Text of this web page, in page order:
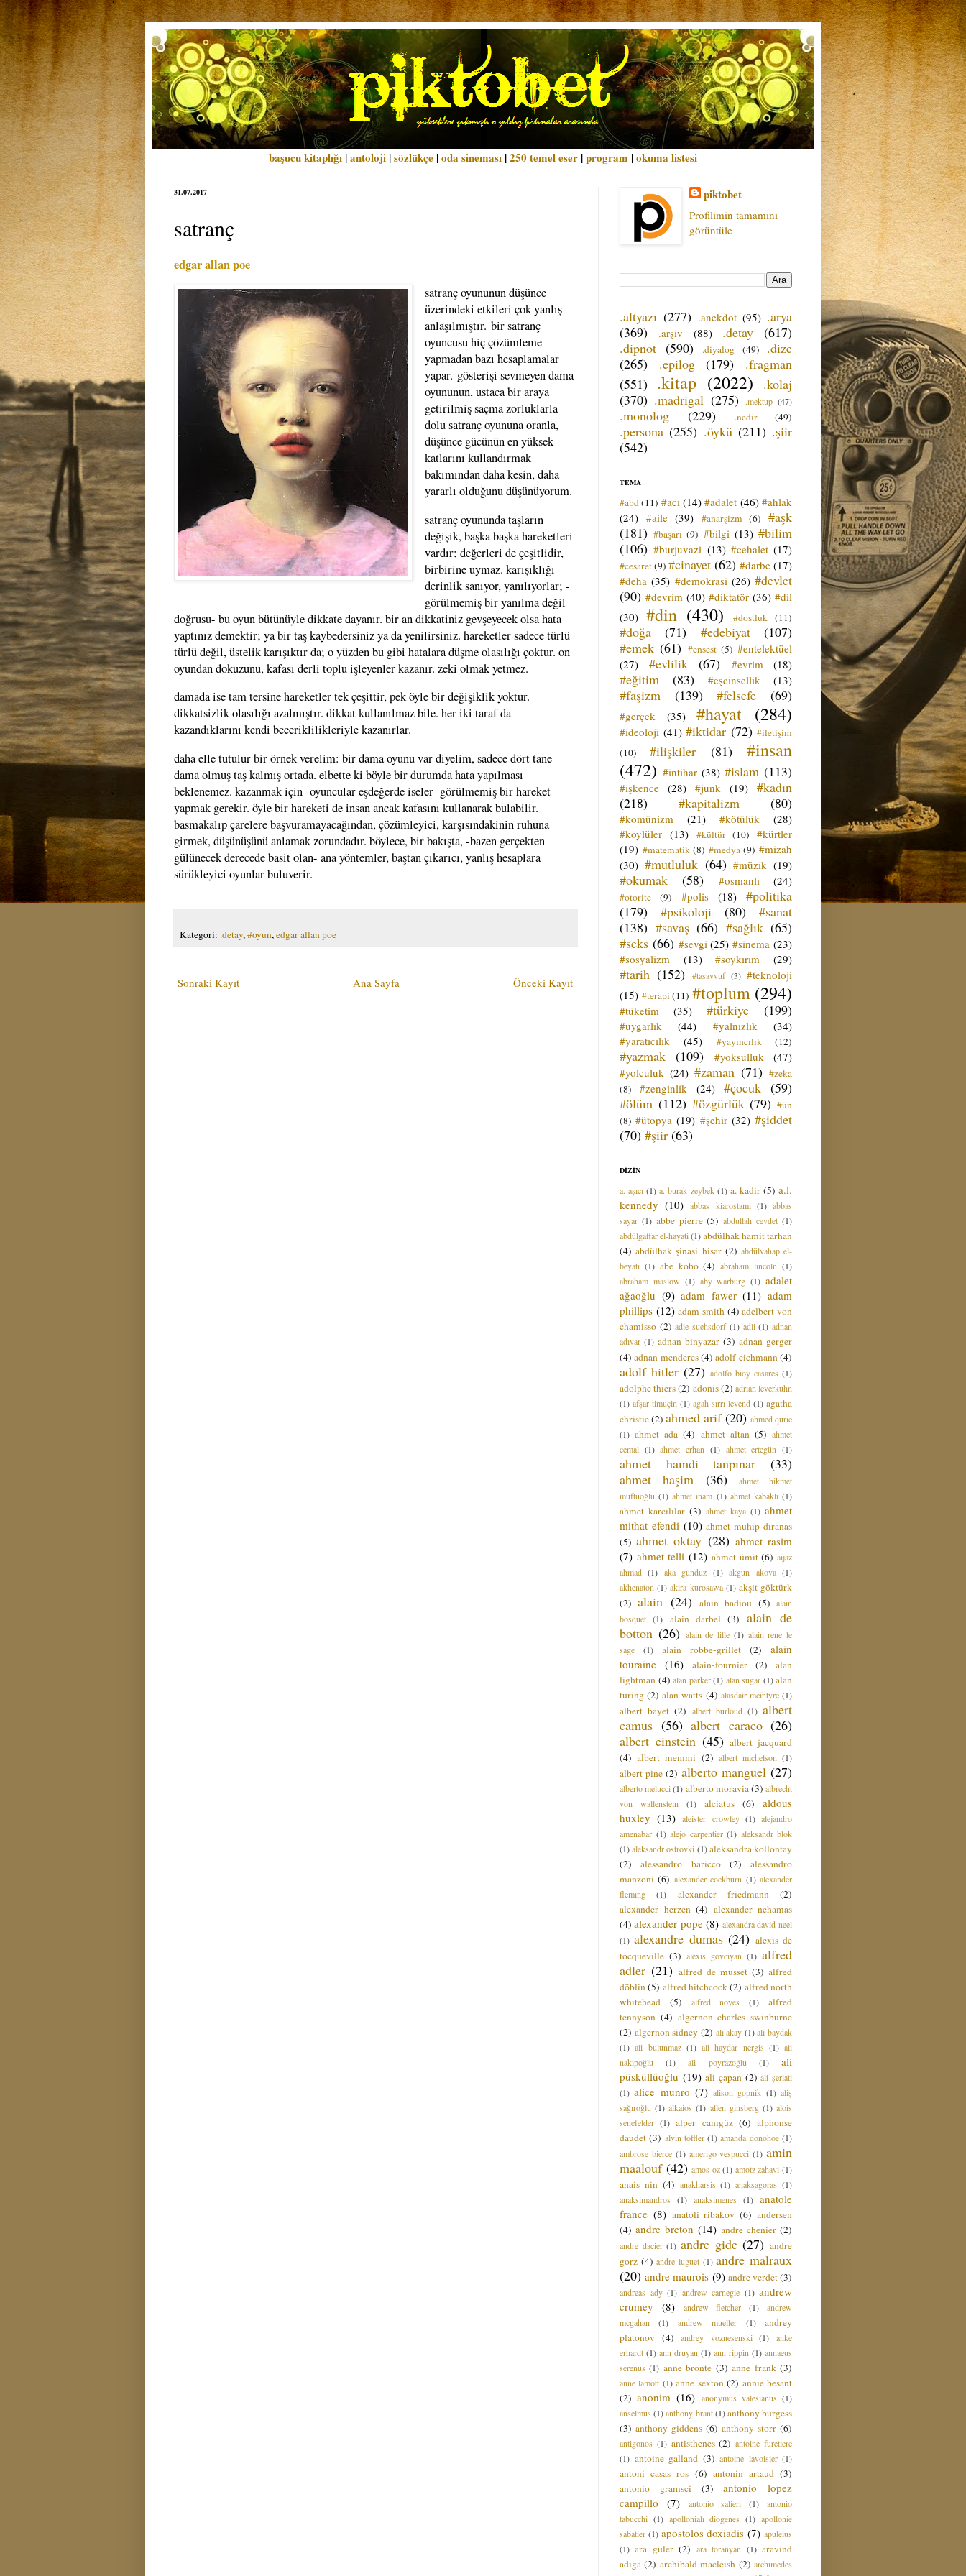
başucu kitaplığı |antoloji |sözlükçe |oda sineması |250 temel eser |program |okuma listesi
31.07.2017
satranç
edgar allan poe
satranç oyununun düşünce
üzerindeki etkileri çok yanlış
anlaşılmıştır. bir satranç
oyuncusu hiç çözümleme
yapmadan bazı hesaplamalar
yapar. gösterişi sevmeyen dama
oyununun, ustaca bir araya
getirilmiş saçma zorluklarla
dolu satranç oyununa oranla,
düşünce gücünün en yüksek
katlarını kullandırmak
bakımından daha kesin, daha
yararlı olduğunu düşünüyorum.
satranç oyununda taşların
değişik, başka başka hareketleri
vardır; değerleri de çeşitlidir,
birbirine uymaz. karışıklığı
derinlik sanıyor, yanılıyorlar; -
görülmemiş bir yanılma değil
doğrusu- bu oyun bütünüyle dikkate dayanır. bir an dikkatiniz gevşeyecek olsa hata
yaptınız demektir; ya bir taş kaybedersiniz ya da yenilirsiniz. hareketler sadece türlü
türlü değil, üstelik karışıktır da; o yüzden bu gibi hatalara düşme olasılığı çoktur. on
oyundan dokuzunu, kafası derli toplu işleyenler kazanır. zeki olmak yetmez.
damada ise tam tersine hareketler tek çeşittir, pek öyle bir değişiklik yoktur.
dikkatsizlik olasılığı azalmıştır. dikkat kullanılmaz bile. her iki taraf da
kazandıklarını kendi beceriklilikleriyle kazanırlar.
daha elle tutulur bir örnek verelim: bir dama oyunu var diyelim, sadece dört tane
dama olmuş taş kalmış ortada. elbette ki böyle bir durumda hata yapılması
beklenemez. kazanmak için -oyuncular eşdeğerde iseler- görülmemiş bir hareket
yapmak gerekir. öyle bir hareketi de insan ancak kafasını kullanarak bulabilir.
basmakalıp çarelere başvuramayacağından, çözümleyici, karşısındakinin ruhuna
girmek, düşünüşünü anlamak zorundadır. böylece, bir bakışta, -bazen gerçekten
gülünecek derecede basit olan- ana yöntemler, baştan çıkarıcı, yanlış hesaplara
sürükleyici oyunlar buluverir.
Kategori: .detay,#oyun,edgar allan poe
Sonraki Kayıt Önceki Kayıt
Ana Sayfa
piktobet
Profilimin tamamını
görüntüle
.altyazı (277) .anekdot (95) .arya
(369)
.arşiv (88) .detay
(617)
.dipnot (590) .diyalog (49)
.dize
(265)
.epilog (179)
.fragman
(551) .kitap (2022)
.kolaj
(370) .madrigal (275) .mektup (47)
.monolog (229) .nedir (49)
.persona (255) .öykü (211) .şiir
(542)
TEMA
#abd (11) #acı (14) #adalet (46) #ahlak
(24) #aile (39) #anarşizm (6)
#aşk
(181) #başarı (9) #bilgi (13) #bilim
(106) #burjuvazi (13) #cehalet (17)
#cesaret(9) #cinayet (62) #darbe (17)
#deha (35) #demokrasi (26) #devlet
(90) #devrim (40) #diktatör (36) #dil
(30) #din (430) #dostluk (11)
#doğa (71) #edebiyat
(107)
#emek (61) #ensest (5) #entelektüel
(27)
#evlilik (67) #evrim (18)
#eğitim (83) #eşcinsellik (13)
#faşizm (139) #felsefe (69)
#gerçek (35) #hayat (284)
#ideoloji (41) #iktidar (72) #iletişim
(10)
#ilişkiler (81)
#insan
(472) #intihar (38) #islam (113)
#işkence (28) #junk (19) #kadın
(218)
#kapitalizm (80)
#komünizm (21) #kötülük
(28)
#köylüler (13) #kültür (10)
#kürtler
(19) #matematik (8) #medya (9) #mizah
(30) #mutluluk (64) #müzik (19)
#okumak (58) #osmanlı (24)
#otorite (9) #polis (18)
#politika
(179)
#psikoloji (80)
#sanat
(138) #savaş (66) #sağlık (65)
#seks (66) #sevgi (25) #sinema (23)
#sosyalizm
(13) #soykırım (29)
#tarih (152) #tasavvuf (3) #teknoloji
(15) #terapi (11) #toplum (294)
#tüketim (35) #türkiye (199)
#uygarlık (44) #yalnızlık
(34)
#yaratıcılık
(45) #yayıncılık (12)
#yazmak (109) #yoksulluk
(47)
#yolculuk (24) #zaman (71) #zeka
(8)
#zenginlik (24) #çocuk (59)
#ölüm (112) #özgürlük (79) #ün
(8) #ütopya (19) #şehir (32) #şiddet
(70) #şiir (63)
DİZİN
a. aşıcı (1) a. burak zeybek (1) a. kadir (5) a.l.
kennedy (10) abbas kiarostami (1) abbas
sayar (1) abbe pierre (5) abdullah cevdet (1)
abdülgaffar el-hayati(1)abdülhak hamit tarhan
(4) abdülhak şinasi hisar (2) abdülvahap el-
beyati (1) abe kobo (4) abraham lincoln (1)
abraham maslow (1) aby warburg (1) adalet
ağaoğlu (9) adam fawer (11) adam
phillips (12) adam smith (4) adelbert von
chamisso (2) adie suehsdorf (1) adli (1) adnan
adıvar (1) adnan binyazar (3) adnan gerger
(4) adnan menderes(4) adolf eichmann (4)
adolf hitler (27) adolfo bioy casares (1)
adolphe thiers(2) adonis(2) adrian leverkühn
(1) afşar timuçin (1) agah sırrı levend (1) agatha
christie(2) ahmed arif (20) ahmed qurie
(1) ahmet ada (4) ahmet altan (5) ahmet
cemal (1) ahmet erhan (1) ahmet ertegün (1)
ahmet hamdi tanpınar
(33)
ahmet haşim
(36)
ahmet hikmet
müftüoğlu (1) ahmet inam (1) ahmet kabaklı (1)
ahmet karcılılar (3) ahmet kaya (1) ahmet
mithat efendi (10) ahmet muhip dıranas
(5) ahmet oktay (28) ahmet rasim
(7) ahmet telli (12) ahmet ümit (6) aijaz
ahmad (1) aka gündüz (1) akgün akova (1)
akhenaton (1) akira kurosawa (1) akşit göktürk
(2) alain (24) alain badiou (5) alain
bosquet (1) alain darbel (3)
alain de
botton (26) alain de lille (1) alain rene le
sage
(1) alain robbe-grillet (2)
alain
touraine (16) alain-fournier (2)
alan
lightman (4) alan parker (1) alan sugar (1) alan
turing (2) alan watts (4) alasdair mcintyre (1)
albert bayet (2) albert burloud (1) albert
camus (56) albert caraco (26)
albert einstein (45) albert jacquard
(4) albert memmi (2) albert michelson (1)
albert pine (2) alberto manguel (27)
alberto melucci (1) alberto moravia (3) albrecht
von wallenstein
(1) alciatus (6)
aldous
huxley (13) aleister crowley (1) alejandro
amenabar (1) alejo carpentier (1) aleksandr blok
(1) aleksandr ostrovki (1) aleksandra kollontay
(2)
alessandro baricco (2)
alessandro
manzoni (6) alexander cockburn (1) alexander
fleming
(1) alexander friedmann
(2)
alexander herzen (4) alexander nehamas
(4) alexander pope (8) alexandra david-neel
(1) alexandre dumas (24) alexis de
tocqueville (3) alexis govciyan (1) alfred
adler (21) alfred de musset (3) alfred
döblin (5) alfred hitchcock(2) alfred north
whitehead
(5) alfred noyes (1)
alfred
tennyson (4) algernon charles swinburne
(2) algernon sidney (2) ali akay (1) ali baydak
(1) ali bulunmaz (1) ali haydar nergis (1) ali
nakıpoğlu
(1) ali poyrazoğlu (1)
ali
püsküllüoğlu (19) ali çapan (2) ali şeriati
(1) alice munro (7) alison gopnik (1) aliş
sağıroğlu (1) alkaios (1) allen ginsberg (1) alois
senefelder (1) alper canıgüz (6) alphonse
daudet (3) alvin toffler (1) amanda donohoe (1)
ambrose bierce (1) amerigo vespucci (1) amin
maalouf (42) amos oz (1) amotz zahavi (1)
anais nin (4) anakharsis (1) anaksagoras (1)
anaksimandros
(1) anaksimenes (1) anatole
france (8) anatoli ribakov (6) andersen
(4) andre breton (14) andre chenier (2)
andre dacier (1) andre gide (27) andre
gorz (4) andre luguet (1) andre malraux
(20) andre maurois (9) andre verdet(3)
andreas ady (1) andrew carnegie (1) andrew
crumey
(8) andrew fletcher (1)
andrew
mcgahan
(1) andrew mueller (1)
andrey
platonov (4) andrey voznesenski (1)
anke
erhardt (1) ann druyan (1) ann rippin (1) annaeus
serenus (1) anne bronte (3) anne frank (3)
anne lamott (1) anne sexton (2) annie besant
(2) anonim (16) anonymus valesianus (1)
anselmus (1) anthony brant (1) anthony burgess
(3) anthony giddens (6) anthony storr (6)
antigonos (1) antisthenes (2) antoine furetiere
(1) antoine galland (3) antoine lavoisier (1)
antoni casas ros (6) antonin artaud (3)
antonio gramsci
(3)
antonio lopez
campillo
(7) antonio salieri (1)
antonio
tabucchi (1) apollonialı diogenes (1) apollonie
sabatier (1) apostolos doxiadis (7) apuleius
(1) ara güler (2) ara toranyan (1) aravind
adiga (2) archibald macleish (2) archimedes